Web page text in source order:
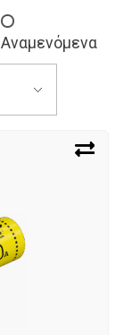
Αναμενόμενα